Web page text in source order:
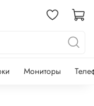
Мониторы